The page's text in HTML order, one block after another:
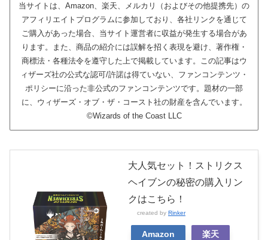
当サイトは、Amazon、楽天、メルカリ（およびその他提携先）の
アフィリエイトプログラムに参加しており、各社リンクを通じて
ご購入があった場合、当サイト運営者に収益が発生する場合があ
ります。また、商品の紹介には誤解を招く表現を避け、著作権・
商標法・各種法令を遵守した上で掲載しています。この記事はウ
ィザーズ社の公式な認可/許諾は得ていない、ファンコンテンツ・
ポリシーに沿った非公式のファンコンテンツです。題材の一部
に、ウィザーズ・オブ・ザ・コースト社の財産を含んでいます。
©Wizards of the Coast LLC
大人気セット！ストリクス
ヘイブンの秘密の購入リン
クはこちら！
created by Rinker
Amazon 楽天